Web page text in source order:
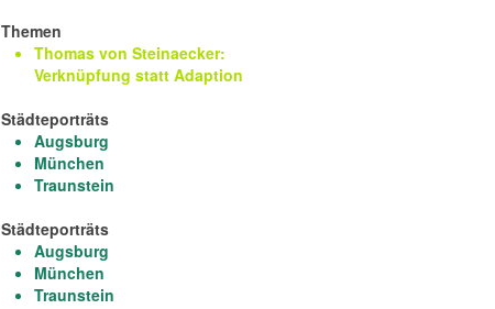
Themen
Thomas von Steinaecker:
Verknüpfung statt Adaption
Städteporträts
Augsburg
München
Traunstein
Städteporträts
Augsburg
München
Traunstein